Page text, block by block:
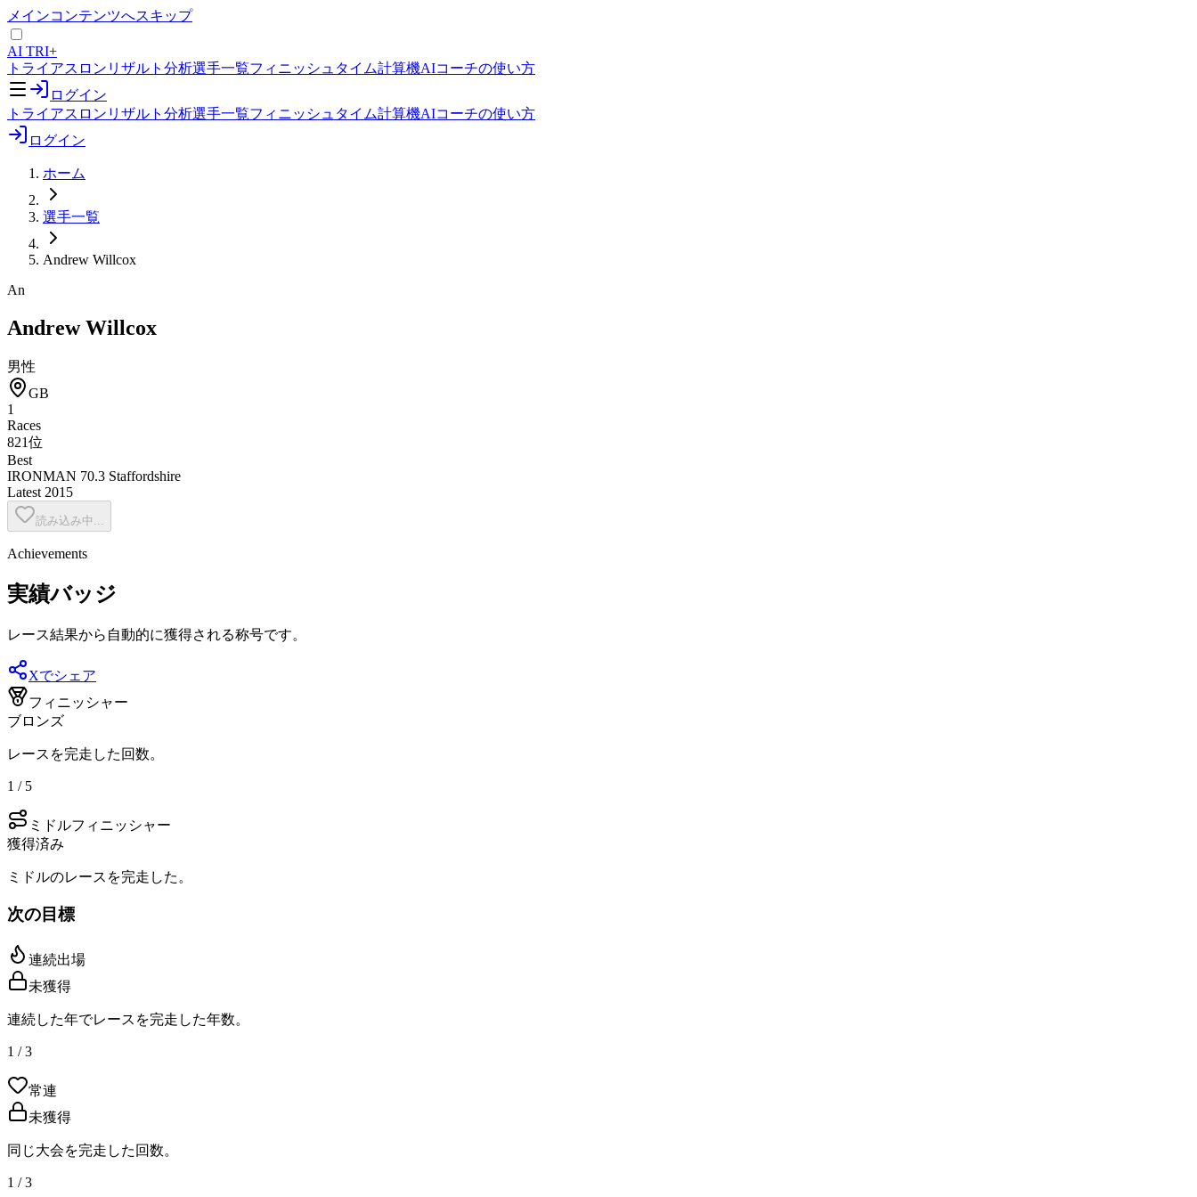
メインコンテンツへスキップ
AI TRI+
トライアスロンリザルト分析選手一覧フィニッシュタイム計算機AIコーチの使い方
ログイン
トライアスロンリザルト分析選手一覧フィニッシュタイム計算機AIコーチの使い方
ログイン
ホーム
選手一覧
Andrew Willcox
An
Andrew Willcox
男性
GB
1
Races
821位
Best
IRONMAN 70.3 Staffordshire
Latest 2015
読み込み中...
Achievements
実績バッジ
レース結果から自動的に獲得される称号です。
Xでシェア
フィニッシャー
ブロンズ
レースを完走した回数。
1 / 5
ミドルフィニッシャー
獲得済み
ミドルのレースを完走した。
次の目標
連続出場
未獲得
連続した年でレースを完走した年数。
1 / 3
常連
未獲得
同じ大会を完走した回数。
1 / 3